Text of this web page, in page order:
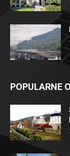
POPULARNE